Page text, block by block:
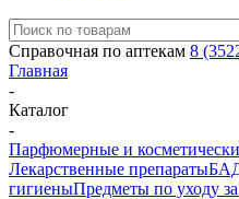
Справочная по аптекам 8
Главная
-
Каталог
-
Парфюмерные и
Лекарственные препараты
гигиеныПредметы по уходу